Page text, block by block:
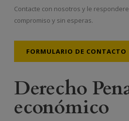
Contacte con nosotros y le
compromiso y sin esperas.
FORMULARIO DE CONTACTO
Derecho
económico